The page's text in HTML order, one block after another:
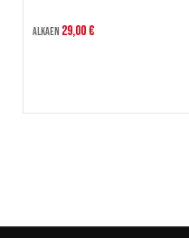
Alkaen 29,00 €